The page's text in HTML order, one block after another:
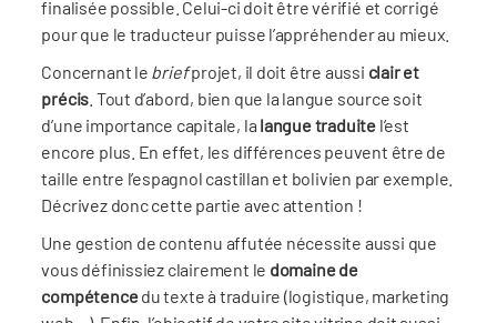
finalisée possible. Celui-ci doit être vérifié et corrigé
pour que le traducteur puisse l’appréhender au mieux.
Concernant le briefprojet, il doit être aussi clair et
précis . Tout d’abord, bien que la langue source soit
d’une importance capitale, la langue traduitel’est
encore plus. En effet, les différences peuvent être de
taille entre l’espagnol castillan et bolivien par exemple.
Décrivez donc cette partie avec attention !
Une gestion de contenu affutée nécessite aussi que
vous définissiez clairement le domaine de
compétencedu texte à traduire (logistique, marketing